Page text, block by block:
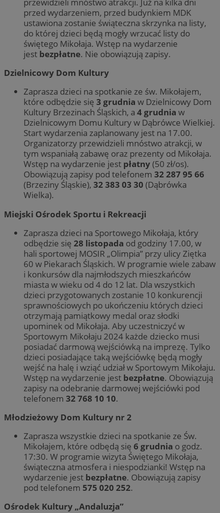
przed wydarzeniem, przed budynkiem MDK
ustawiona zostanie świąteczna skrzynka na listy,
do której dzieci będą mogły wrzucać listy do
świętego Mikołaja. Wstęp na wydarzenie
jest bezpłatne. Nie obowiązują zapisy.
Dzielnicowy Dom Kultury
Zaprasza dzieci na spotkanie ze św. Mikołajem,
które odbędzie się 3 grudnia w Dzielnicowy Dom
Kultury Brzezinach Śląskich, a 4 grudnia w
Dzielnicowym Domu Kultury w Dąbrówce Wielkiej.
Start wydarzenia zaplanowany jest na 17.00.
Organizatorzy przewidzieli mnóstwo atrakcji, w
tym wspaniałą zabawę oraz prezenty od Mikołaja.
Wstęp na wydarzenie jest płatny(50 zł/os).
Obowiązują zapisy pod telefonem 32 287 95 66
(Brzeziny Śląskie), 32 383 03 30 (Dąbrówka
Wielka).
Miejski Ośrodek Sportu i Rekreacji
Zaprasza dzieci na Sportowego Mikołaja, który
odbędzie się 28 listopada od godziny 17.00, w
hali sportowej MOSIR „Olimpia” przy ulicy Ziętka
60 w Piekarach Śląskich. W programie wiele zabaw
i konkursów dla najmłodszych mieszkańców
miasta w wieku od 4 do 12 lat. Dla wszystkich
dzieci przygotowanych zostanie 10 konkurencji
sprawnościowych po ukończeniu których dzieci
otrzymają pamiątkowy medal oraz słodki
upominek od Mikołaja. Aby uczestniczyć w
Sportowym Mikołaju 2024 każde dziecko musi
posiadać darmową wejściówką na imprezę. Tylko
dzieci posiadające taką wejściówkę będą mogły
wejść na halę i wziąć udział w Sportowym Mikołaju.
Wstęp na wydarzenie jest bezpłatne. Obowiązują
zapisy na odebranie darmowej wejściówki pod
telefonem 32 768 10 10.
Młodzieżowy Dom Kultury nr 2
Zaprasza wszystkie dzieci na spotkanie ze Św.
Mikołajem, które odbędą się 6 grudnia o godz.
17:30. W programie wizyta Świętego Mikołaja,
świąteczna atmosfera i niespodzianki! Wstęp na
wydarzenie jest bezpłatne. Obowiązują zapisy
pod telefonem 575 020 252.
Ośrodek Kultury „Andaluzja”